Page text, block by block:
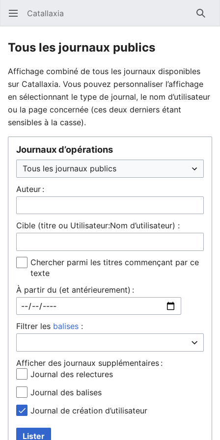
Ouvrir le menu principal Catallaxia
Tous les journaux publics
Affichage combiné de tous les journaux disponibles
sur Catallaxia. Vous pouvez personnaliser l’affichage
en sélectionnant le type de journal, le nom d’utilisateur
ou la page concernée (ces deux derniers étant
sensibles à la casse).
Journaux d’opérations
Auteur :
Cible (titre ou Utilisateur:Nom d’utilisateur) :
Chercher parmi les titres commençant par ce
texte
À partir du (et antérieurement) :
Filtrer les balises :
Afficher des journaux supplémentaires :
Journal des relectures
Journal des balises
Journal de création d’utilisateur
Lister